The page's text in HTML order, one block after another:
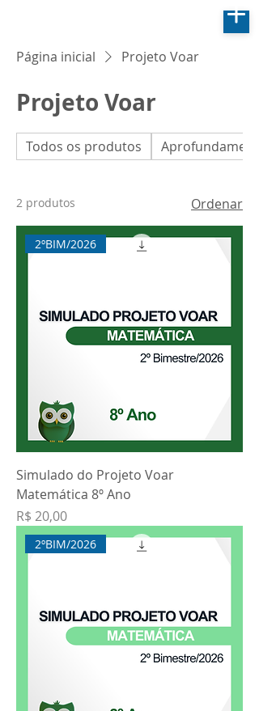
Página inicial Projeto Voar
Projeto Voar
Todos os produtos
2 produtos Ordenar
2ºBIM/2026
Simulado do Projeto Voar
Matemática 8º Ano
Preço
R$ 20,00
2ºBIM/2026